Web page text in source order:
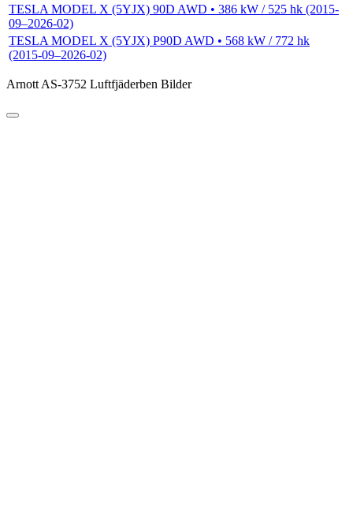
TESLA MODEL X (5YJX) 90D AWD • 386 kW / 525 hk (2015-
09–2026-02)
TESLA MODEL X (5YJX) P90D AWD • 568 kW / 772 hk
(2015-09–2026-02)
Arnott AS-3752 Luftfjäderben Bilder